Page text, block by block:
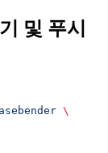
및 푸시
\